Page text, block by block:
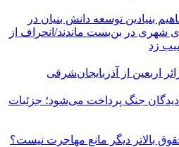
بنیادین توسعه دانش بنیان در
شهری در بن‌بست ماندند/انحراف از
جنگ پرداخت می‌شود؛ جزئیات
بالاتر دیگر مانع مهاجرت نیست؟